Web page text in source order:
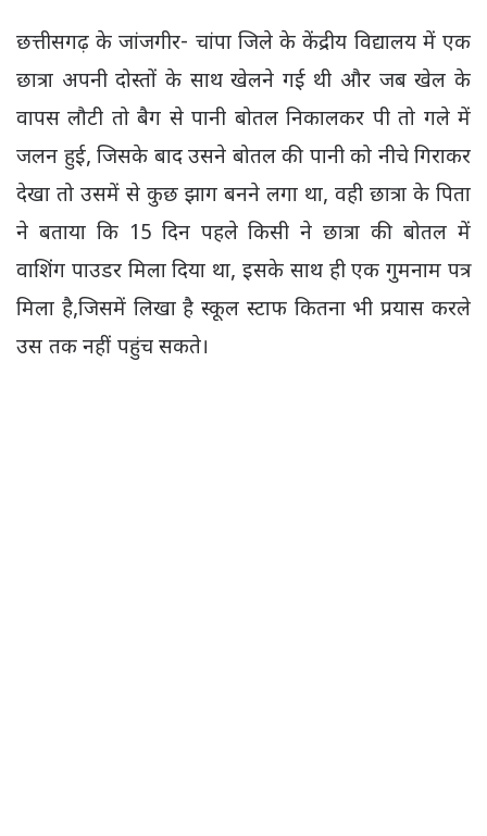
छत्तीसगढ़ के जांजगीर- चांपा जिले के केंद्रीय विद्यालय में एक
छात्रा अपनी दोस्तों के साथ खेलने गई थी और जब खेल के
वापस लौटी तो बैग से पानी बोतल निकालकर पी तो गले में
जलन हुई, जिसके बाद उसने बोतल की पानी को नीचे गिराकर
देखा तो उसमें से कुछ झाग बनने लगा था, वही छात्रा के पिता
ने बताया कि 15 दिन पहले किसी ने छात्रा की बोतल में
वाशिंग पाउडर मिला दिया था, इसके साथ ही एक गुमनाम पत्र
मिला है,जिसमें लिखा है स्कूल स्टाफ कितना भी प्रयास करले
उस तक नहीं पहुंच सकते।